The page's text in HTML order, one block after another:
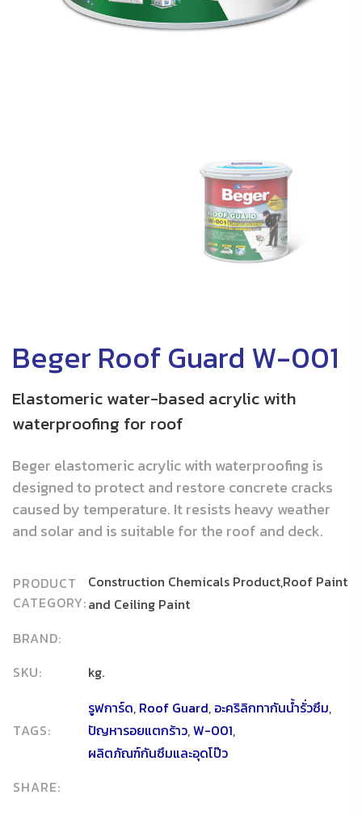
Beger Roof Guard W-001
Elastomeric water-based acrylic with
waterproofing for roof
Beger elastomeric acrylic with waterproofing is
designed to protect and restore concrete cracks
caused by temperature. It resists heavy weather
and solar and is suitable for the roof and deck.
PRODUCT
CATEGORY:
Construction Chemicals Product,Roof Paint
and Ceiling Paint
BRAND:
SKU:
kg.
TAGS:
รูฟการ์ด, Roof Guard, อะคริลิกทากันน้ำรั่วซึม,
ปัญหารอยแตกร้าว,W-001,
ผลิตภัณฑ์กันซึมและอุดโป๊ว
SHARE: